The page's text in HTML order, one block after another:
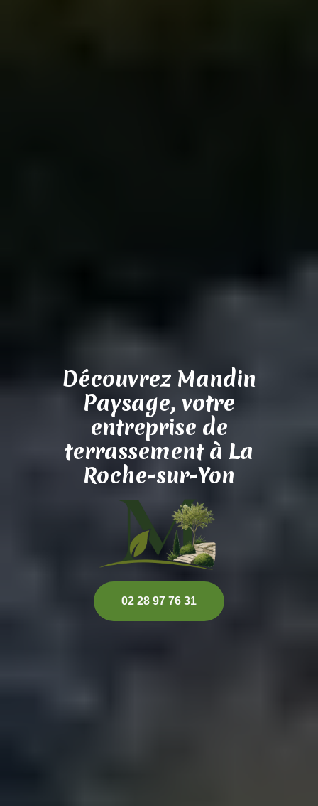
Découvrez Mandin
Paysage, votre
entreprise de
terrassement à La
Roche-sur-Yon
02 28 97 76 31